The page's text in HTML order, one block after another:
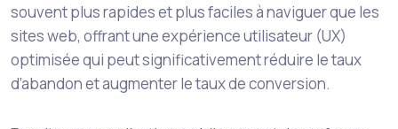
souvent plus rapides et plus faciles à naviguer que les
sites web, offrant une expérience utilisateur (UX)
optimisée qui peut significativement réduire le taux
d’abandon et augmenter le taux de conversion.